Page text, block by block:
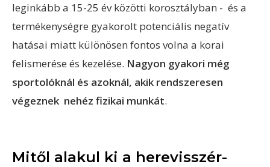
leginkább a 15-25 év közötti korosztályban - és a
termékenységre gyakorolt potenciális negatív
hatásai miatt különösen fontos volna a korai
felismerése és kezelése. Nagyon gyakori még
sportolóknál és azoknál, akik rendszeresen
végeznek nehéz fizikai munkát.
Mitől alakul ki a herevisszér-